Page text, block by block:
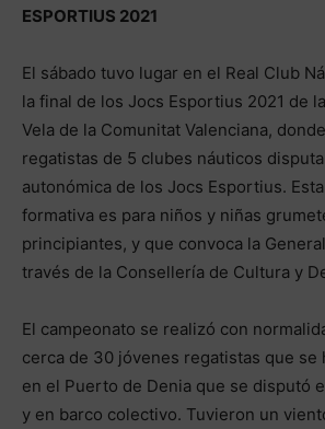
ESPORTIUS 2021
El sábado tuvo lugar en el Real Club
la final de los Jocs Esportius 2021 de
Vela de la Comunitat Valenciana,
regatistas de 5 clubes náuticos
autonómica de los Jocs Esportius.
formativa es para niños y niñas
principiantes, y que convoca la
través de la Consellería de Cultura y
El campeonato se realizó con
cerca de 30 jóvenes regatistas que se
en el Puerto de Denia que se disputó
y en barco colectivo. Tuvieron un